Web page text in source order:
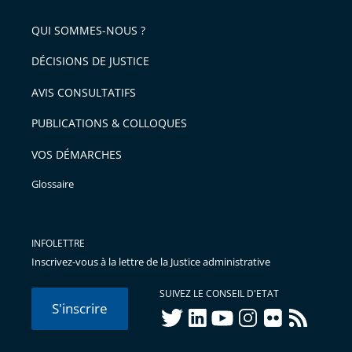
arriver
après
l'article
pour
avant
QUI SOMMES-NOUS ?
DÉCISIONS DE JUSTICE
AVIS CONSULTATIFS
PUBLICATIONS & COLLOQUES
VOS DÉMARCHES
Glossaire
INFOLETTRE
Inscrivez-vous à la lettre de la Justice administrative
S'inscrire
SUIVEZ LE CONSEIL D'ETAT
twitterlinkedInyoutubeinstagram
flickr rss